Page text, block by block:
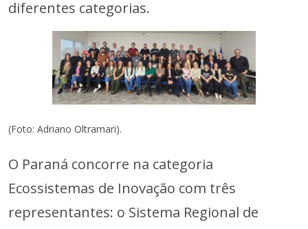
diferentes categorias.
(Foto: Adriano Oltramari).
O Paraná concorre na categoria
Ecossistemas de Inovação com três
representantes: o Sistema Regional de